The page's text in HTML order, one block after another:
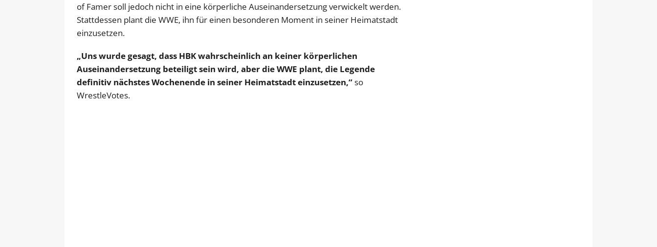
of Famer soll jedoch nicht in eine körperliche Auseinandersetzung verwickelt werden.
Stattdessen plant die WWE, ihn für einen besonderen Moment in seiner Heimatstadt
einzusetzen.
„Uns wurde gesagt, dass HBK wahrscheinlich an keiner körperlichen
Auseinandersetzung beteiligt sein wird, aber die WWE plant, die Legende
definitiv nächstes Wochenende in seiner Heimatstadt einzusetzen,“so
WrestleVotes.